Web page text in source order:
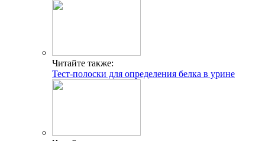
Читайте также:
Тест-полоски для определения белка в урине